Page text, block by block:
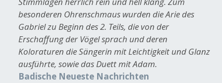
besonderen Ohrenschmaus wurden die Arie des
Gabriel zu Beginn des 2. Teils, die von der
Erschaffung der Vögel sprach und deren
Koloraturen die Sängerin mit Leichtigkeit und Glanz
ausführte, sowie das Duett mit Adam.
Badische Neueste Nachrichten